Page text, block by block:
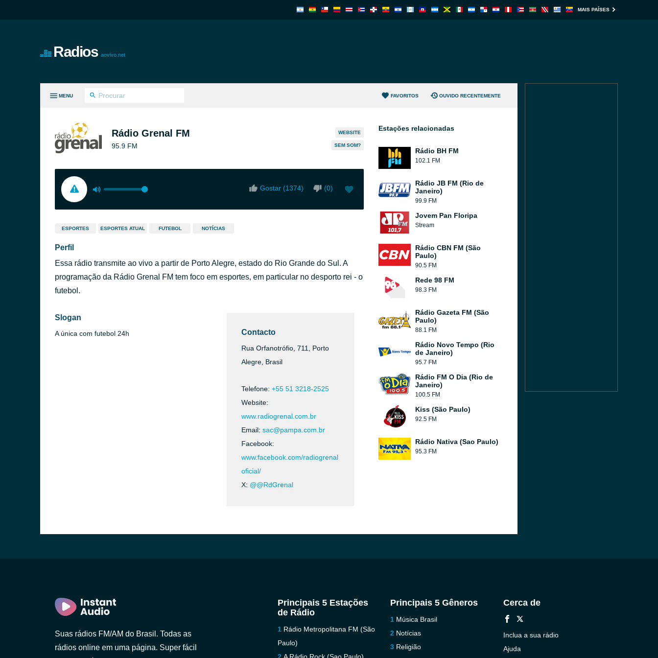
MAIS PAÍSES
Radios aovivo.net
MENU FAVORITOS OUVIDO RECENTEMENTE
Rádio Grenal FM
95.9 FM
WEBSITE
SEM SOM?
Gostar (1374) (0)
ESPORTES ESPORTES ATUAL FUTEBOL NOTÍCIAS
Perfil
Essa rádio transmite ao vivo a partir de Porto Alegre, estado do Rio Grande do Sul. A
programação da Rádio Grenal FM tem foco em esportes, em particular no desporto rei - o
futebol.
Slogan
A única com futebol 24h Contacto
Rua Orfanotrófio, 711, Porto
Alegre, Brasil
Telefone: +55 51 3218-2525
Website:
www.radiogrenal.com.br
Email: sac@pampa.com.br
Facebook:
www.facebook.com/radiogrenal
oficial/
X: @@RdGrenal
Estações relacionadas
Rádio BH FM
102.1 FM
Rádio JB FM (Rio de
Janeiro)
99.9 FM
Jovem Pan Floripa
Stream
Rádio CBN FM (São
Paulo)
90.5 FM
Rede 98 FM
98.3 FM
Rádio Gazeta FM (São
Paulo)
88.1 FM
Rádio Novo Tempo (Rio
de Janeiro)
95.7 FM
Rádio FM O Dia (Rio de
Janeiro)
100.5 FM
Kiss (São Paulo)
92.5 FM
Rádio Nativa (Sao Paulo)
95.3 FM
Suas rádios FM/AM do Brasil. Todas as
rádios online em uma página. Super fácil
Principais 5 Estações
de Rádio
Rádio Metropolitana FM (São
Paulo)
Principais 5 Gêneros
Música Brasil
Notícias
Religião
Cerca de
Inclua a sua rádio
Ajuda